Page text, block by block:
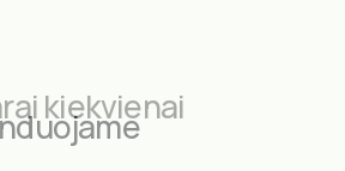
kiekvienai